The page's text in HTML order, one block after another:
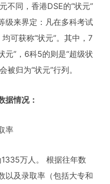
不同，香港DSE的“状元”
级来界定：凡在多科考试
可获称“状元”。其中，7
元”，6科5的则是“超级状
归为“状元”行列。
据情况：
率
万人。 根据往年数
以及录取率（包括大专和